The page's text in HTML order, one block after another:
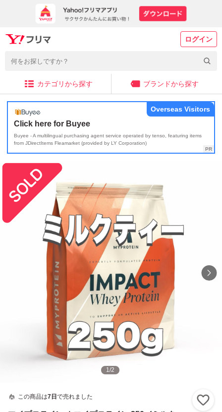
ログイン
カテゴリから探す ブランドから探す
Click here for Buyee
Buyee - A multilingual purchasing agent service operated by tenso, featuring items
from JDirectItems Fleamarket (provided by LY Corporation)
Overseas Visitors
1/2
この商品は7日 で売れました